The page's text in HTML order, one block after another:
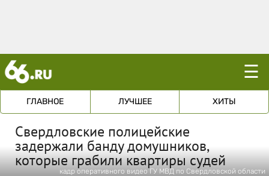
☰
ГЛАВНОЕ ЛУЧШЕЕ ХИТЫ
Свердловские полицейские
задержали банду домушников,
которые грабили квартиры судей
кадр оперативного видео ГУ МВД по Свердловской области